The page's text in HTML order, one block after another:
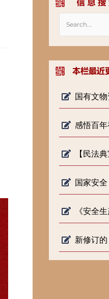
国有文
感悟百
【民法典
国家安
《安全生
新修订的